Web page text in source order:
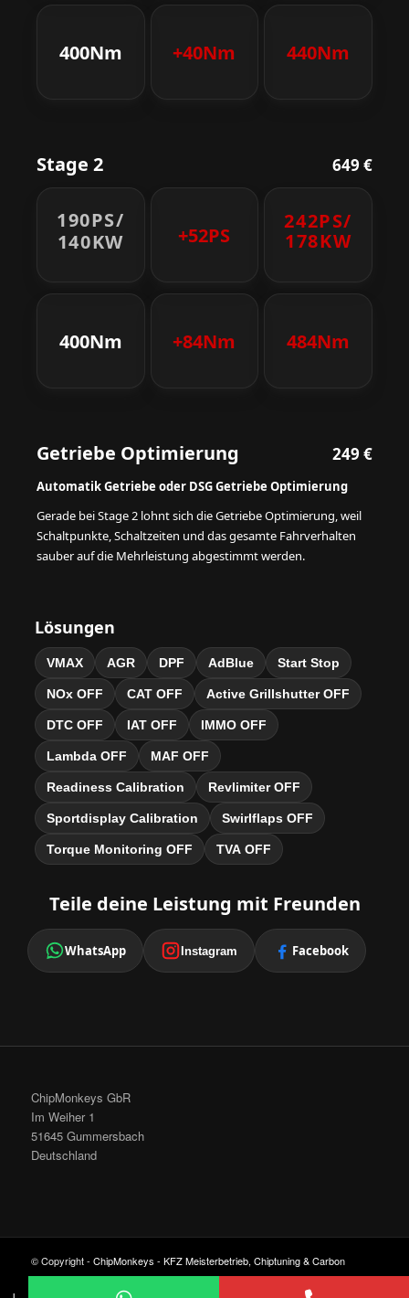
400Nm +40Nm 440Nm
Stage 2 649 €
190PS/
140KW
+52PS
242PS/
178KW
400Nm +84Nm 484Nm
Getriebe Optimierung 249 €
Automatik Getriebe oder DSG Getriebe Optimierung
Gerade bei Stage 2 lohnt sich die Getriebe Optimierung, weil
Schaltpunkte, Schaltzeiten und das gesamte Fahrverhalten
sauber auf die Mehrleistung abgestimmt werden.
Lösungen
VMAX AGR DPF AdBlue Start Stop
NOx OFF CAT OFF Active Grillshutter OFF
DTC OFF IAT OFF IMMO OFF
Lambda OFF MAF OFF
Readiness Calibration Revlimiter OFF
Sportdisplay Calibration Swirlflaps OFF
Torque Monitoring OFF TVA OFF
Teile deine Leistung mit Freunden
WhatsApp Instagram Facebook
ChipMonkeys GbR
Im Weiher 1
51645 Gummersbach
Deutschland
© Copyright - ChipMonkeys - KFZ Meisterbetrieb, Chiptuning & Carbon
Cleaning-Enfold Theme by Kriesi